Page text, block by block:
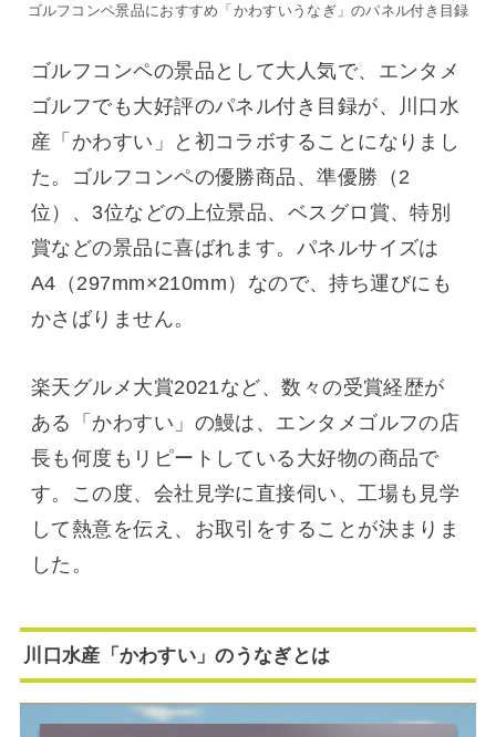
ゴルフコンペ景品におすすめ「かわすいうなぎ」のパネル付き目録
ゴルフコンペの景品として大人気で、エンタメ
ゴルフでも大好評のパネル付き目録が、川口水
産「かわすい」と初コラボすることになりまし
た。ゴルフコンペの優勝商品、準優勝（2
位）、3位などの上位景品、ベスグロ賞、特別
賞などの景品に喜ばれます。パネルサイズは
A4（297mm×210mm）なので、持ち運びにも
かさばりません。
楽天グルメ大賞2021など、数々の受賞経歴が
ある「かわすい」の鰻は、エンタメゴルフの店
長も何度もリピートしている大好物の商品で
す。この度、会社見学に直接伺い、工場も見学
して熱意を伝え、お取引をすることが決まりま
した。
川口水産「かわすい」のうなぎとは